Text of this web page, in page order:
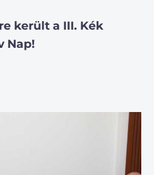
került a III. Kék
Nap!